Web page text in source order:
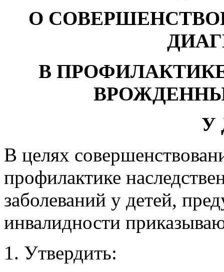
О
В
У
В целях
профилактике
заболеваний у детей,
инвалидности
1. Утвердить: